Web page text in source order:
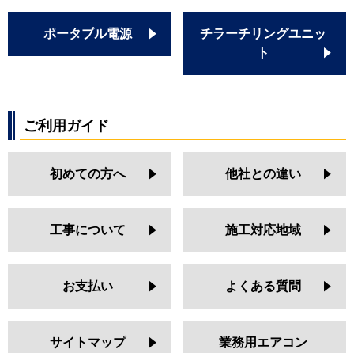
ポータブル電源
チラーチリングユニッ
ト
ご利用ガイド
初めての方へ 他社との違い
工事について 施工対応地域
お支払い よくある質問
サイトマップ
業務用エアコン